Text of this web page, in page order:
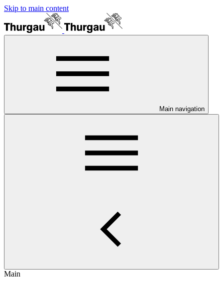
Skip to main content
Main navigation
Main